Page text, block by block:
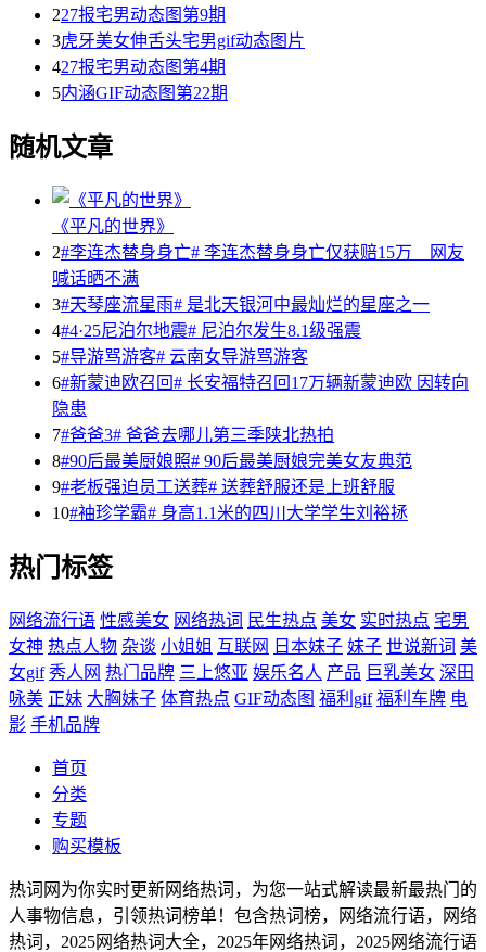
227报宅男动态图第9期
3虎牙美女伸舌头宅男gif动态图片
427报宅男动态图第4期
5内涵GIF动态图第22期
随机文章
《平凡的世界》
2#李连杰替身身亡# 李连杰替身身亡仅获赔15万 网友
喊话晒不满
3#天琴座流星雨# 是北天银河中最灿烂的星座之一
4#4·25尼泊尔地震# 尼泊尔发生8.1级强震
5#导游骂游客# 云南女导游骂游客
6#新蒙迪欧召回# 长安福特召回17万辆新蒙迪欧 因转向
隐患
7#爸爸3# 爸爸去哪儿第三季陕北热拍
8#90后最美厨娘照# 90后最美厨娘完美女友典范
9#老板强迫员工送葬# 送葬舒服还是上班舒服
10#袖珍学霸# 身高1.1米的四川大学学生刘裕拯
热门标签
网络流行语 性感美女 网络热词 民生热点 美女 实时热点 宅男
女神 热点人物 杂谈 小姐姐 互联网 日本妹子 妹子 世说新词 美
女gif 秀人网 热门品牌 三上悠亚 娱乐名人 产品 巨乳美女 深田
咏美 正妹 大胸妹子 体育热点 GIF动态图 福利gif 福利车牌 电
影 手机品牌
首页
分类
专题
购买模板
热词网为你实时更新网络热词，为您一站式解读最新最热门的
人事物信息，引领热词榜单！包含热词榜，网络流行语，网络
热词，2025网络热词大全，2025年网络热词，2025网络流行语